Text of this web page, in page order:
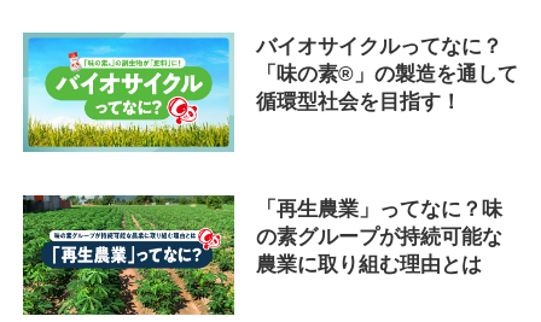
バイオサイクルってなに？
「味の素®」の製造を通して
循環型社会を目指す！
「再生農業」ってなに？味
の素グループが持続可能な
農業に取り組む理由とは